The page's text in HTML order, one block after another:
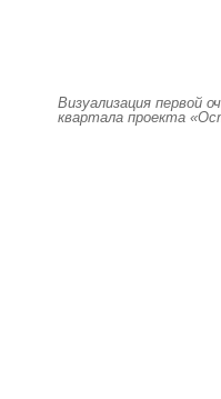
Визуализация первой
квартала проекта